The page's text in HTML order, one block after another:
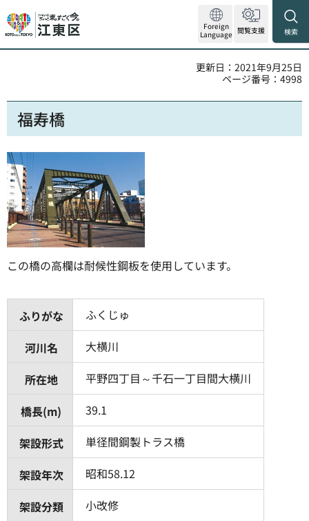
Foreign
Language 閲覧支援 検索
更新日：2021年9月25日
ページ番号：4998
福寿橋
この橋の高欄は耐候性鋼板を使用しています。
ふりがな
ふくじゅ
河川名
大横川
所在地
平野四丁目～千石一丁目間大横川
橋長(m)
39.1
架設形式
単径間鋼製トラス橋
架設年次
昭和58.12
架設分類
小改修